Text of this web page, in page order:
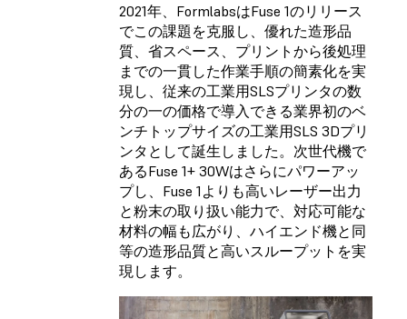
2021年、FormlabsはFuse 1のリリース
でこの課題を克服し、優れた造形品
質、省スペース、プリントから後処理
までの一貫した作業手順の簡素化を実
現し、従来の工業用SLSプリンタの数
分の一の価格で導入できる業界初のベ
ンチトップサイズの工業用SLS 3Dプリ
ンタとして誕生しました。次世代機で
あるFuse 1+ 30Wはさらにパワーアッ
プし、Fuse 1よりも高いレーザー出力
と粉末の取り扱い能力で、対応可能な
材料の幅も広がり、ハイエンド機と同
等の造形品質と高いスループットを実
現します。